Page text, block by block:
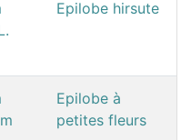
Epilobe hirsute
Epilobe à
petites fleurs